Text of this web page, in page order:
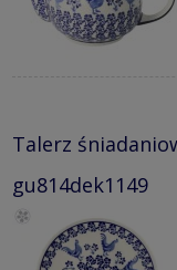
Talerz
gu814dek1149